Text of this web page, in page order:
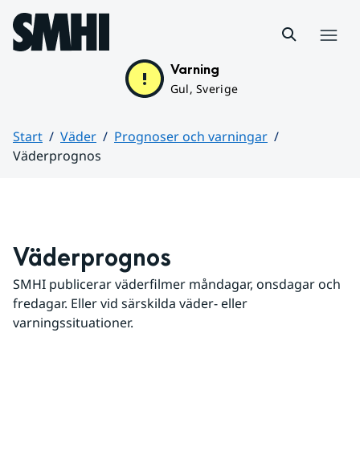
Hoppa till sidans innehåll
Varning
Gul, Sverige
Start Väder
Prognoser och varningar
Väderprognos
Väderprognos
SMHI publicerar väderfilmer måndagar, onsdagar och
fredagar. Eller vid särskilda väder- eller
varningssituationer.